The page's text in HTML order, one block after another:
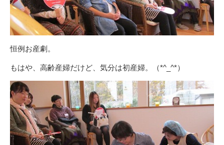
恒例お産劇。
もはや、高齢産婦だけど、気分は初産婦。（*^_^*）